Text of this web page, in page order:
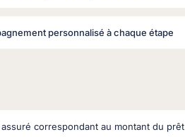
personnalisé à chaque étape
assuré correspondant au montant du prêt